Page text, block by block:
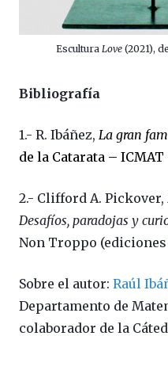
Escultura Love (2021),
Bibliografía
1.- R. Ibáñez, La gran
de la Catarata – ICMAT
2.- Clifford A. Pickover,
Desafíos, paradojas y
Non Troppo (ediciones
Sobre el autor: Raúl
Departamento de
colaborador de la